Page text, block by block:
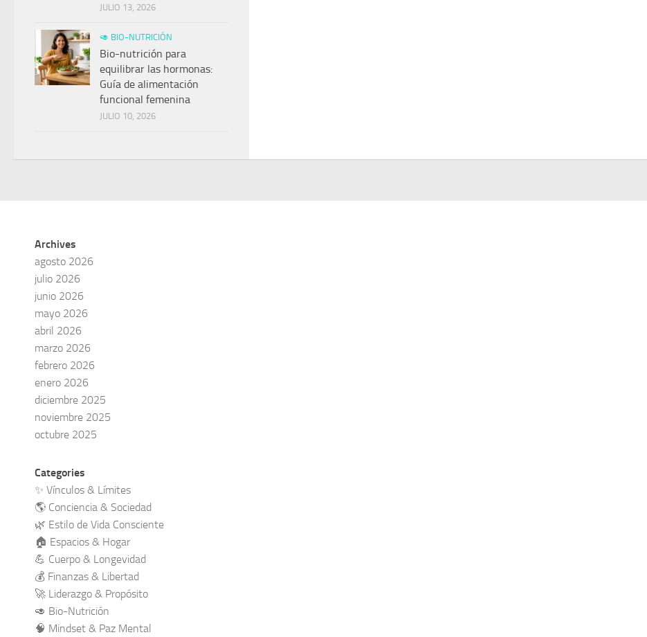
JULIO 13, 2026
🥑 BIO-NUTRICIÓN
Bio-nutrición para
equilibrar las hormonas:
Guía de alimentación
funcional femenina
JULIO 10, 2026
Archives
agosto 2026
julio 2026
junio 2026
mayo 2026
abril 2026
marzo 2026
febrero 2026
enero 2026
diciembre 2025
noviembre 2025
octubre 2025
Categories
✨ Vínculos & Límites
🌎 Conciencia & Sociedad
🌿 Estilo de Vida Consciente
🏠 Espacios & Hogar
💪 Cuerpo & Longevidad
💰 Finanzas & Libertad
🚀 Liderazgo & Propósito
🥑 Bio-Nutrición
🧠 Mindset & Paz Mental